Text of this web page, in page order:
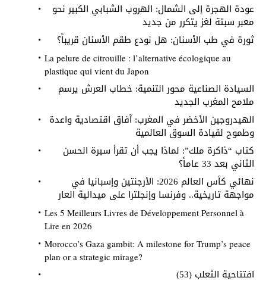
عودة الهجرة إلى الشمال: الهروب الشبابي الكبير نحو
معبر سبتة لغز يتكرر من جديد
ثورة في طب الأسنان: هل نودع طقم الأسنان قريباً؟
La pelure de citrouille : l’alternative écologique au
plastique qui vient du Japon
السيادة الصناعية محور التنمية: خطاب العرش يرسم
ملامح المغرب الجديد
الهيدروجين الأخضر في المغرب: آفاق اقتصادية واعدة
وطموح لقيادة السوق العالمية
كتاب “ذاكرة ملك”: لماذا يجب أن تقرأ سيرة الحسن
الثاني بعد 33 عاماً؟
نهائي كأس العالم 2026: الأرجنتين وإسبانيا في
مواجهة تاريخية.. وفرنسا وإنجلترا على ميدالية العار
Les 5 Meilleurs Livres de Développement Personnel à
Lire en 2026
Morocco’s Gaza gambit: A milestone for Trump’s peace
plan or a strategic mirage?
افتتاحية الثعلب (53)